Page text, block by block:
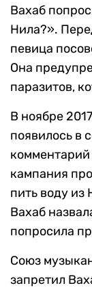
Вахаб
Нила?».
певица
Она
паразитов,
В ноябре
появилось в
комментарий
кампания
пить воду
Вахаб
попросила
Союз
запретил